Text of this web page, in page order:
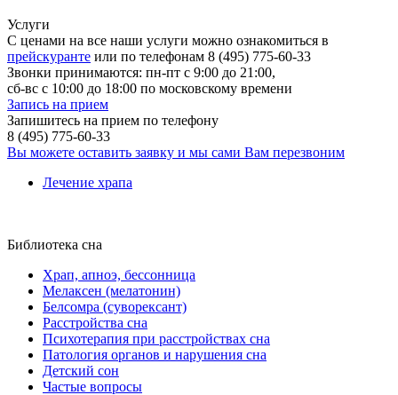
Услуги
С ценами на все наши услуги можно ознакомиться в
прейскуранте или по телефонам 8 (495) 775-60-33
Звонки принимаются: пн-пт с 9:00 до 21:00,
сб-вс с 10:00 до 18:00 по московскому времени
Запись на прием
Запишитесь на прием по телефону
8 (495) 775-60-33
Вы можете оставить заявку и мы сами Вам перезвоним
Лечение храпа
Библиотека сна
Храп, апноэ, бессонница
Мелаксен (мелатонин)
Белсомра (суворексант)
Расстройства сна
Психотерапия при расстройствах сна
Патология органов и нарушения сна
Детский сон
Частые вопросы